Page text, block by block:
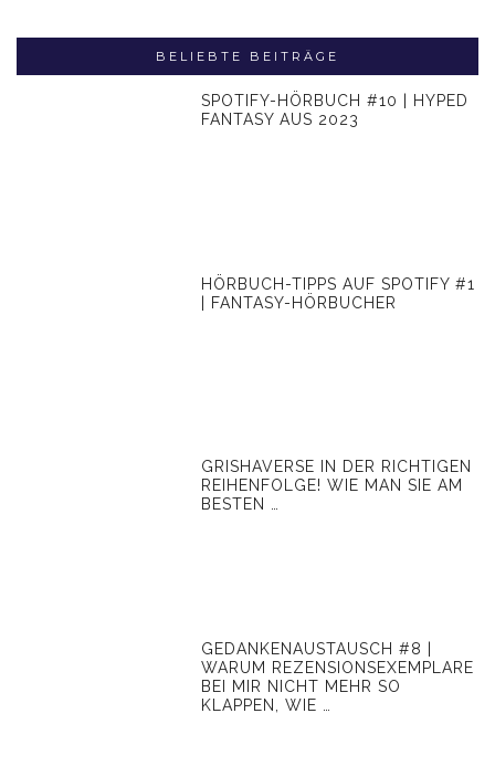
BELIEBTE BEITRÄGE
SPOTIFY-HÖRBUCH #10 | HYPED
FANTASY AUS 2023
HÖRBUCH-TIPPS AUF SPOTIFY #1
| FANTASY-HÖRBUCHER
GRISHAVERSE IN DER RICHTIGEN
REIHENFOLGE! WIE MAN SIE AM
BESTEN …
GEDANKENAUSTAUSCH #8 |
WARUM REZENSIONSEXEMPLARE
BEI MIR NICHT MEHR SO
KLAPPEN, WIE …